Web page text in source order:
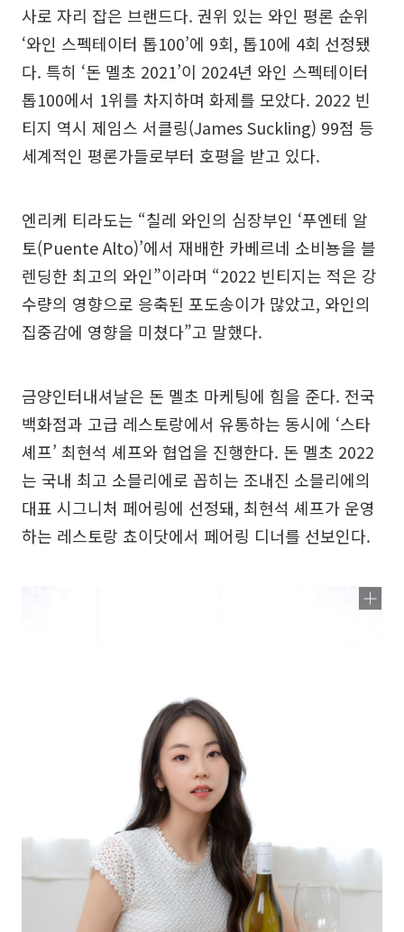
사로 자리 잡은 브랜드다. 권위 있는 와인 평론 순위
‘와인 스펙테이터 톱100’에 9회, 톱10에 4회 선정됐
다. 특히 ‘돈 멜초 2021’이 2024년 와인 스펙테이터
톱100에서 1위를 차지하며 화제를 모았다. 2022 빈
티지 역시 제임스 서클링(James Suckling) 99점 등
세계적인 평론가들로부터 호평을 받고 있다.
엔리케 티라도는 “칠레 와인의 심장부인 ‘푸엔테 알
토(Puente Alto)’에서 재배한 카베르네 소비뇽을 블
렌딩한 최고의 와인”이라며 “2022 빈티지는 적은 강
수량의 영향으로 응축된 포도송이가 많았고, 와인의
집중감에 영향을 미쳤다”고 말했다.
금양인터내셔날은 돈 멜초 마케팅에 힘을 준다. 전국
백화점과 고급 레스토랑에서 유통하는 동시에 ‘스타
셰프’ 최현석 셰프와 협업을 진행한다. 돈 멜초 2022
는 국내 최고 소믈리에로 꼽히는 조내진 소믈리에의
대표 시그니처 페어링에 선정돼, 최현석 셰프가 운영
하는 레스토랑 쵸이닷에서 페어링 디너를 선보인다.